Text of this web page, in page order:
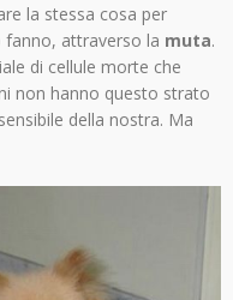
la stessa cosa per
fanno, attraverso la muta.
di cellule morte che
non hanno questo strato
della nostra. Ma